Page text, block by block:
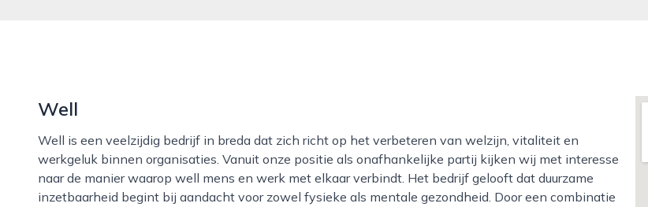
Well
Well is een veelzijdig bedrijf in breda dat zich richt op het verbeteren van welzijn, vitaliteit en
werkgeluk binnen organisaties. Vanuit onze positie als onafhankelijke partij kijken wij met interesse
naar de manier waarop well mens en werk met elkaar verbindt. Het bedrijf gelooft dat duurzame
inzetbaarheid begint bij aandacht voor zowel fysieke als mentale gezondheid. Door een combinatie